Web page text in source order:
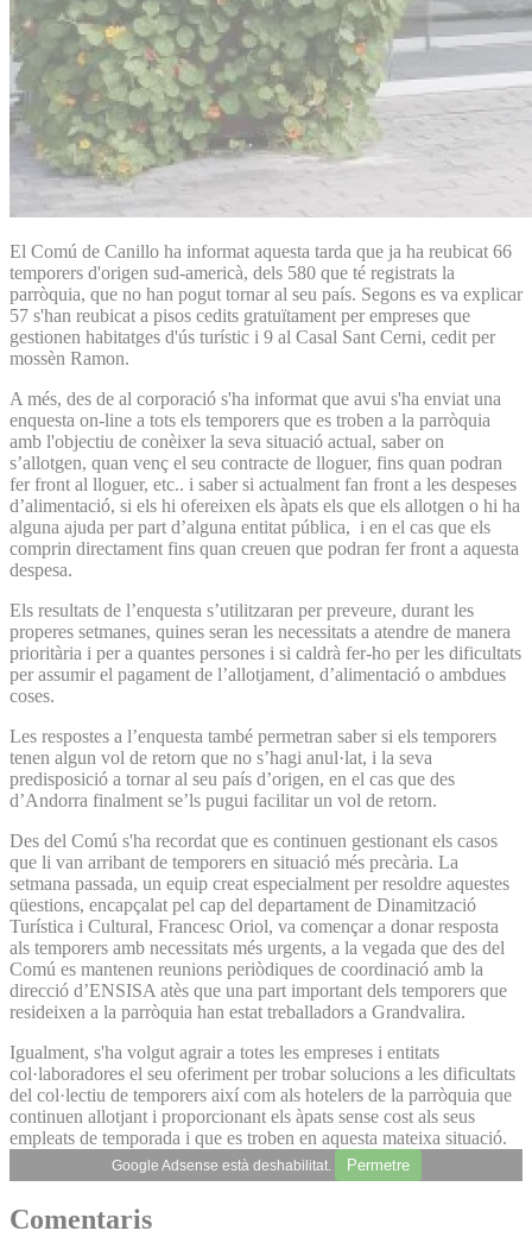
El Comú de Canillo ha informat aquesta tarda que ja ha reubicat 66
temporers d'origen sud-americà, dels 580 que té registrats la
parròquia, que no han pogut tornar al seu país. Segons es va explicar
57 s'han reubicat a pisos cedits gratuïtament per empreses que
gestionen habitatges d'ús turístic i 9 al Casal Sant Cerni, cedit per
mossèn Ramon.
A més, des de al corporació s'ha informat que avui s'ha enviat una
enquesta on-line a tots els temporers que es troben a la parròquia
amb l'objectiu de conèixer la seva situació actual, saber on
s’allotgen, quan venç el seu contracte de lloguer, fins quan podran
fer front al lloguer, etc.. i saber si actualment fan front a les despeses
d’alimentació, si els hi ofereixen els àpats els que els allotgen o hi ha
alguna ajuda per part d’alguna entitat pública, i en el cas que els
comprin directament fins quan creuen que podran fer front a aquesta
despesa.
Els resultats de l’enquesta s’utilitzaran per preveure, durant les
properes setmanes, quines seran les necessitats a atendre de manera
prioritària i per a quantes persones i si caldrà fer-ho per les dificultats
per assumir el pagament de l’allotjament, d’alimentació o ambdues
coses.
Les respostes a l’enquesta també permetran saber si els temporers
tenen algun vol de retorn que no s’hagi anul·lat, i la seva
predisposició a tornar al seu país d’origen, en el cas que des
d’Andorra finalment se’ls pugui facilitar un vol de retorn.
Des del Comú s'ha recordat que es continuen gestionant els casos
que li van arribant de temporers en situació més precària. La
setmana passada, un equip creat especialment per resoldre aquestes
qüestions, encapçalat pel cap del departament de Dinamització
Turística i Cultural, Francesc Oriol, va començar a donar resposta
als temporers amb necessitats més urgents, a la vegada que des del
Comú es mantenen reunions periòdiques de coordinació amb la
direcció d’ENSISA atès que una part important dels temporers que
resideixen a la parròquia han estat treballadors a Grandvalira.
Igualment, s'ha volgut agrair a totes les empreses i entitats
col·laboradores el seu oferiment per trobar solucions a les dificultats
del col·lectiu de temporers així com als hotelers de la parròquia que
continuen allotjant i proporcionant els àpats sense cost als seus
empleats de temporada i que es troben en aquesta mateixa situació.
Google Adsense està deshabilitat. Permetre
Comentaris